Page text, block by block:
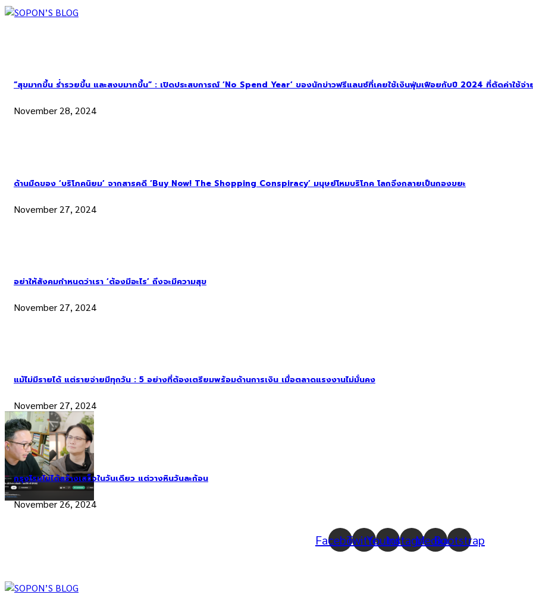
“สุขมากขึ้น ร่ำรวยขึ้น และสงบมากขึ้น” : เปิดประสบการณ์ ‘No Spend Year’ ของนักข่าวฟรีแลนซ์ที่เคยใช้เงินฟุ่มเฟือยกับปี 2024 ที่ตัดค่าใช้จ่า
November 28, 2024
ด้านมืดของ ‘บริโภคนิยม’ จากสารคดี ‘Buy Now! The Shopping Conspiracy’ มนุษย์โหมบริโภค โลกจึงกลายเป็นกองขยะ
November 27, 2024
อย่าให้สังคมกำหนดว่าเรา ‘ต้องมีอะไร’ ถึงจะมีความสุข
November 27, 2024
แม้ไม่มีรายได้ แต่รายจ่ายมีทุกวัน : 5 อย่างที่ต้องเตรียมพร้อมด้านการเงิน เมื่อตลาดแรงงานไม่มั่นคง
November 27, 2024
กรุงโรมไม่ได้สร้างเสร็จในวันเดียว แต่วางหินวันละก้อน
November 26, 2024
FacebookTwitterYoutubeInstagram
Medium
Bootstrap